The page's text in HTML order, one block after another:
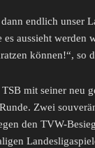
endlich unser
aussieht werden
können!“, so
mit seiner neu
Zwei
den TVW-